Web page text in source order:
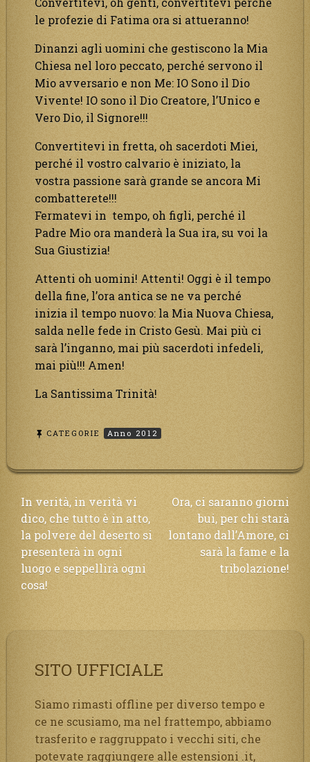
le profezie di Fatima ora si attueranno!
Dinanzi agli uomini che gestiscono la Mia
Chiesa nel loro peccato, perché servono il
Mio avversario e non Me: IO Sono il Dio
Vivente! IO sono il Dio Creatore, l’Unico e
Vero Dio, il Signore!!!
Convertitevi in fretta, oh sacerdoti Miei,
perché il vostro calvario è iniziato, la
vostra passione sarà grande se ancora Mi
combatterete!!!
Fermatevi in tempo, oh figli, perché il
Padre Mio ora manderà la Sua ira, su voi la
Sua Giustizia!
Attenti oh uomini! Attenti! Oggi è il tempo
della fine, l’ora antica se ne va perché
inizia il tempo nuovo: la Mia Nuova Chiesa,
salda nelle fede in Cristo Gesù. Mai più ci
sarà l’inganno, mai più sacerdoti infedeli,
mai più!!! Amen!
La Santissima Trinità!
CATEGORIE Anno 2012
Navigazione
articoli
In verità, in verità vi
dico, che tutto è in atto,
la polvere del deserto si
presenterà in ogni
luogo e seppellirà ogni
cosa!
Ora, ci saranno giorni
bui, per chi starà
lontano dall’Amore, ci
sarà la fame e la
tribolazione!
SITO UFFICIALE
Siamo rimasti offline per diverso tempo e
ce ne scusiamo, ma nel frattempo, abbiamo
trasferito e raggruppato i vecchi siti, che
potevate raggiungere alle estensioni .it,